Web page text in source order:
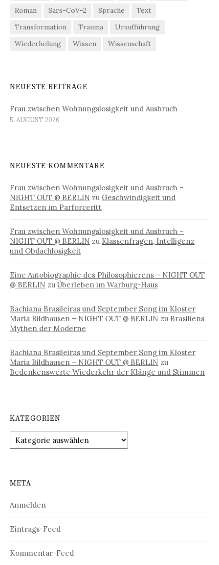
Roman Sars-CoV-2 Sprache
Text
Transformation
Trauma
Uraufführung
Wiederholung
Wissen Wissenschaft
NEUESTE BEITRÄGE
Frau zwischen Wohnungslosigkeit und Ausbruch
5. AUGUST 2026
NEUESTE KOMMENTARE
Frau zwischen Wohnungslosigkeit und Ausbruch –
NIGHT OUT @ BERLIN zu Geschwindigkeit und
Entsetzen im Parforceritt
Frau zwischen Wohnungslosigkeit und Ausbruch –
NIGHT OUT @ BERLIN zu Klassenfragen, Intelligenz
und Obdachlosigkeit
Eine Autobiographie des Philosophierens – NIGHT OUT
@ BERLIN zu Überleben im Warburg-Haus
Bachiana Brasileiras und September Song im Kloster
Maria Bildhausen – NIGHT OUT @ BERLIN zu Brasiliens
Mythen der Moderne
Bachiana Brasileiras und September Song im Kloster
Maria Bildhausen – NIGHT OUT @ BERLIN zu
Bedenkenswerte Wiederkehr der Klänge und Stimmen
KATEGORIEN
Kategorien
META
Anmelden
Eintrags-Feed
Kommentar-Feed